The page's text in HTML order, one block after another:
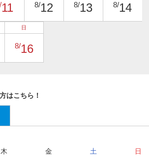
11 8/12 8/13 8/14
日
8/16
はこちら！
木 金 土 日